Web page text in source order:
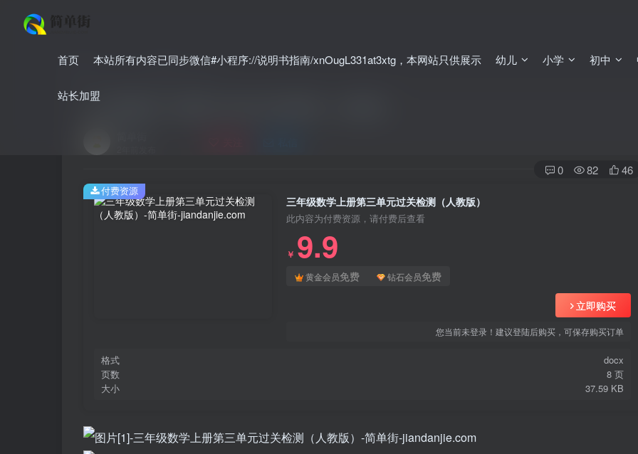
首页 本站所有内容已同步微信#小程序://说明书指南/xnOugL331at3xtg，本网站只供展示 幼儿 小学 初中
站长加盟
首页 小学 小学数学 正文
三年级数学上册第三单元过关检测（人教版）
0 82 46
三年级数学上册第三单元过关检测（人教版）
此内容为付费资源，请付费后查看
￥ 9.9
黄金会员免费 钻石会员免费
立即购买
您当前未登录！建议登陆后购买，可保存购买订单
格式
docx
页数
8 页
大小
37.59 KB
付费资源